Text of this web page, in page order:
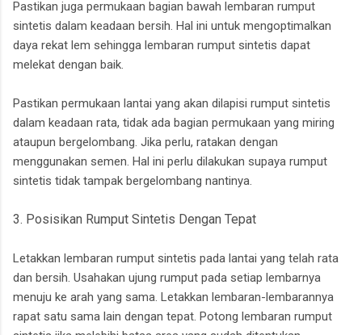
Pastikan juga permukaan bagian bawah lembaran rumput
sintetis dalam keadaan bersih. Hal ini untuk mengoptimalkan
daya rekat lem sehingga lembaran rumput sintetis dapat
melekat dengan baik.
Pastikan permukaan lantai yang akan dilapisi rumput sintetis
dalam keadaan rata, tidak ada bagian permukaan yang miring
ataupun bergelombang. Jika perlu, ratakan dengan
menggunakan semen. Hal ini perlu dilakukan supaya rumput
sintetis tidak tampak bergelombang nantinya.
3. Posisikan Rumput Sintetis Dengan Tepat
Letakkan lembaran rumput sintetis pada lantai yang telah rata
dan bersih. Usahakan ujung rumput pada setiap lembarnya
menuju ke arah yang sama. Letakkan lembaran-lembarannya
rapat satu sama lain dengan tepat. Potong lembaran rumput